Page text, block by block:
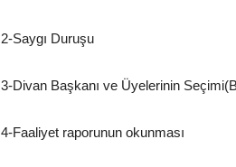
2-Saygı Duruşu
3-Divan Başkanı ve Üyelerinin
4-Faaliyet raporunun okunması